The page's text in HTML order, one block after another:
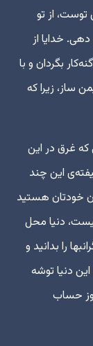
توست، از تو
خدایا از
بگردان و با
ساز، زیرا که
غرق در این
این چند
خودتان هستید
دنیا محل
را بدانید و
دنیا توشه
حساب